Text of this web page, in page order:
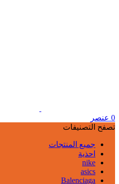
0 عنصر
تصفح التصنيفات
جميع المنتجات
احذية
nike
asics
Balenciaga